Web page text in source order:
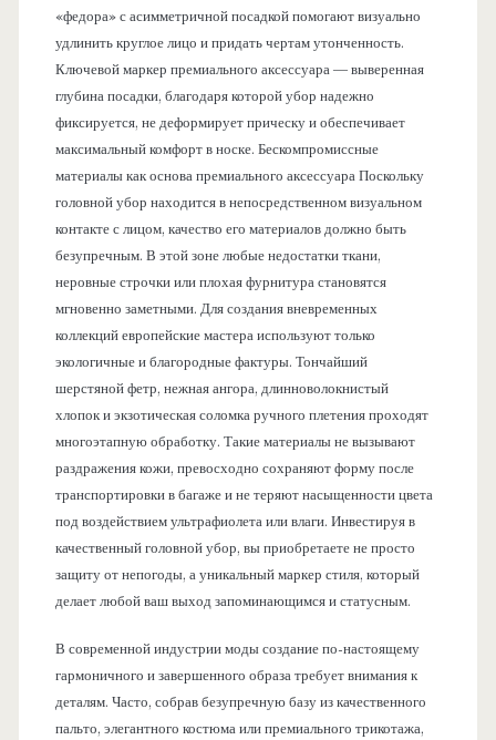
«федора» с асимметричной посадкой помогают визуально
удлинить круглое лицо и придать чертам утонченность.
Ключевой маркер премиального аксессуара — выверенная
глубина посадки, благодаря которой убор надежно
фиксируется, не деформирует прическу и обеспечивает
максимальный комфорт в носке. Бескомпромиссные
материалы как основа премиального аксессуара Поскольку
головной убор находится в непосредственном визуальном
контакте с лицом, качество его материалов должно быть
безупречным. В этой зоне любые недостатки ткани,
неровные строчки или плохая фурнитура становятся
мгновенно заметными. Для создания вневременных
коллекций европейские мастера используют только
экологичные и благородные фактуры. Тончайший
шерстяной фетр, нежная ангора, длинноволокнистый
хлопок и экзотическая соломка ручного плетения проходят
многоэтапную обработку. Такие материалы не вызывают
раздражения кожи, превосходно сохраняют форму после
транспортировки в багаже и не теряют насыщенности цвета
под воздействием ультрафиолета или влаги. Инвестируя в
качественный головной убор, вы приобретаете не просто
защиту от непогоды, а уникальный маркер стиля, который
делает любой ваш выход запоминающимся и статусным.
В современной индустрии моды создание по-настоящему
гармоничного и завершенного образа требует внимания к
деталям. Часто, собрав безупречную базу из качественного
пальто, элегантного костюма или премиального трикотажа,